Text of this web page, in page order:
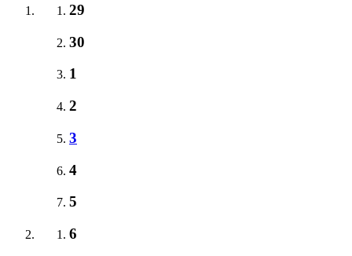
29
30
1
2
3
4
5
6